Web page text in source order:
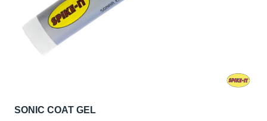
SONIC COAT GEL